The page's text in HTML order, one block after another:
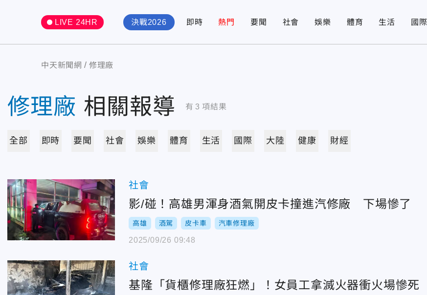
LIVE 24HR 決戰2026 即時 熱門 要聞 社會 娛樂 體育 生活 國際
中天新聞網 修理廠
修理廠 相關報導 有 3 項結果
全部 即時 要聞 社會 娛樂 體育 生活 國際 大陸 健康 財經
社會
影/碰！高雄男渾身酒氣開皮卡撞進汽修廠 下場慘了
高雄 酒駕 皮卡車 汽車修理廠
2025/09/26 09:48
社會
基隆「貨櫃修理廠狂燃」！女員工拿滅火器衝火場慘死